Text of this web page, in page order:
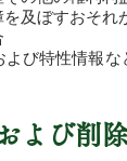
及ぼすおそれ
び特性情報
よび削